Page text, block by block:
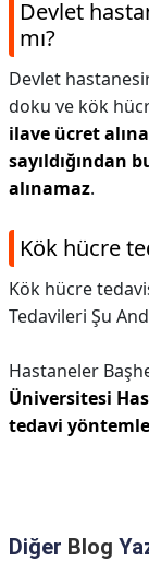
Devlet
mı?
Devlet
doku ve kök
ilave ücret
sayıldığından
alınamaz.
Kök hücre
Kök hücre
Tedavileri Şu
Hastaneler
Üniversitesi
tedavi
Diğer Blog